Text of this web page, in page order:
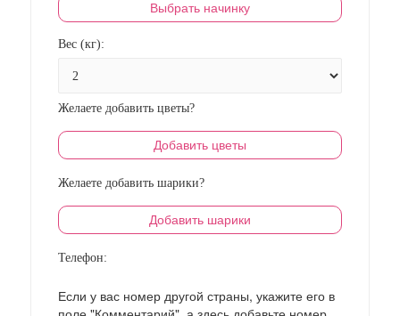
Выбрать начинку
Вес (кг):
Желаете добавить цветы?
Добавить цветы
Желаете добавить шарики?
Добавить шарики
Телефон:
Если у вас номер другой страны, укажите его в